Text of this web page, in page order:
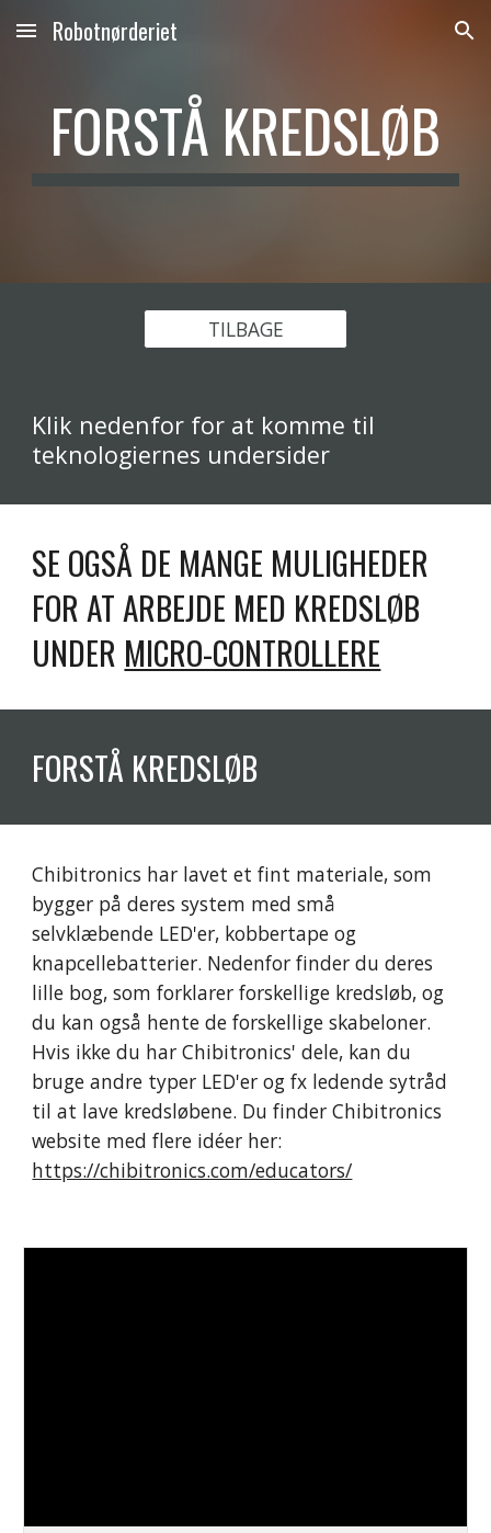
Skip to main content Skip to navigation
Robotnørderiet
FORSTÅ KREDSLØB
TILBAGE
Klik nedenfor for at komme til
teknologiernes undersider
SE OGSÅ DE MANGE MULIGHEDER
FOR AT ARBEJDE MED KREDSLØB
UNDER MICRO-CONTROLLERE
FORSTÅ KREDSLØB
Chibitronics har lavet et fint materiale, som
bygger på deres system med små
selvklæbende LED'er, kobbertape og
knapcellebatterier. Nedenfor finder du deres
lille bog, som forklarer forskellige kredsløb, og
du kan også hente de forskellige skabeloner.
Hvis ikke du har Chibitronics' dele, kan du
bruge andre typer LED'er og fx ledende sytråd
til at lave kredsløbene. Du finder Chibitronics
https://chibitronics.com/educators/